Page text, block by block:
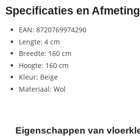
Specificaties en
EAN: 8720769974290
Lengte: 4 cm
Breedte: 160 cm
Hoogte: 160 cm
Kleur: Beige
Materiaal: Wol
Eigenschappen van